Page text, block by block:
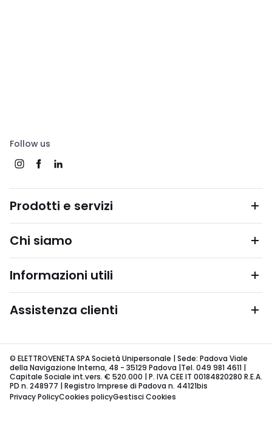
Follow us
Prodotti e servizi
Chi siamo
Informazioni utili
Assistenza clienti
© ELETTROVENETA SPA Società Unipersonale | Sede: Padova Viale
della Navigazione Interna, 48 - 35129 Padova |Tel. 049 981 4611 |
Capitale Sociale int.vers. € 520.000 | P. IVA CEE IT 00184820280 R.E.A.
PD n. 248977 | Registro Imprese di Padova n. 44121bis
Privacy PolicyCookies policyGestisci Cookies